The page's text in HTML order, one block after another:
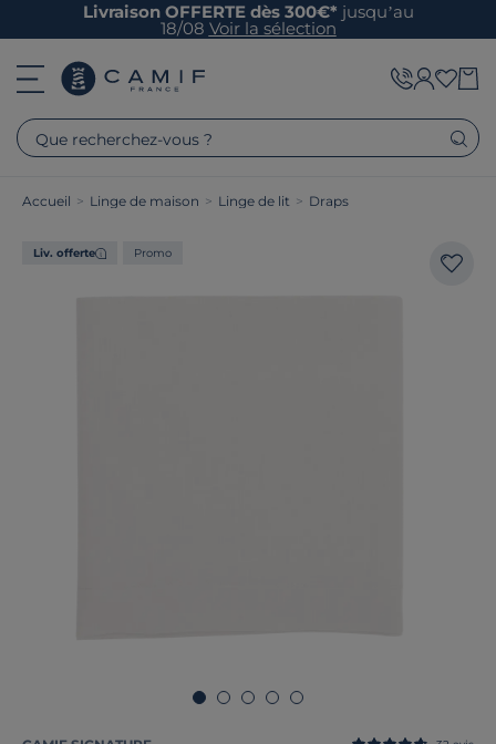
Livraison OFFERTE dès 300€* jusqu’au
18/08 Voir la sélection
Que recherchez-vous ?
Accueil > Linge de maison > Linge de lit > Draps
Liv. offerte Promo